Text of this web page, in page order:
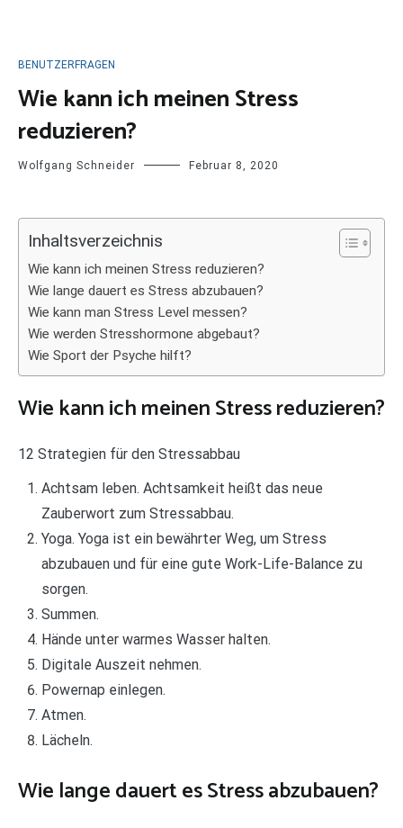
BENUTZERFRAGEN
Wie kann ich meinen Stress
reduzieren?
Wolfgang Schneider Februar 8, 2020
Inhaltsverzeichnis
Wie kann ich meinen Stress reduzieren?
Wie lange dauert es Stress abzubauen?
Wie kann man Stress Level messen?
Wie werden Stresshormone abgebaut?
Wie Sport der Psyche hilft?
Wie kann ich meinen Stress reduzieren?
12 Strategien für den Stressabbau
Achtsam leben. Achtsamkeit heißt das neue
Zauberwort zum Stressabbau.
Yoga. Yoga ist ein bewährter Weg, um Stress
abzubauen und für eine gute Work-Life-Balance zu
sorgen.
Summen.
Hände unter warmes Wasser halten.
Digitale Auszeit nehmen.
Powernap einlegen.
Atmen.
Lächeln.
Wie lange dauert es Stress abzubauen?